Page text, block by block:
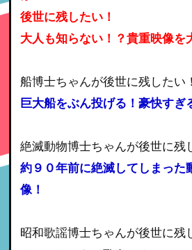
後世に残したい！
大人も知らない！？貴重映像を
船博士ちゃんが後世に残したい！
巨大船をぶん投げる！豪快すぎ
絶滅動物博士ちゃんが後世に残
約９０年前に絶滅してしまった
像！
昭和歌謡博士ちゃんが後世に残